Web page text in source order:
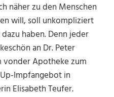
näher zu den Menschen
will, soll unkompliziert
haben. Denn jeder
an Dr. Peter
vonder Apotheke zum
Impfangebot in
Elisabeth Teufer.